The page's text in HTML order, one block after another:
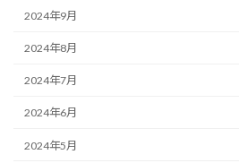
2024年9月
2024年8月
2024年7月
2024年6月
2024年5月